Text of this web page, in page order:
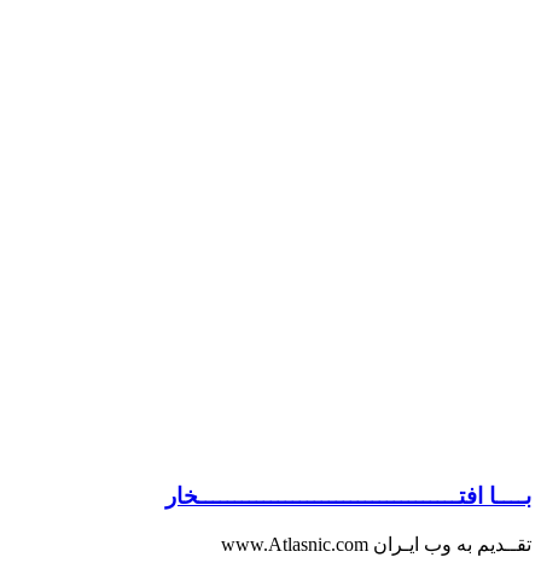
بــــا افتــــــــــــــــــــــــــــــــــــخار
تقــدیم به وب ایـران www.Atlasnic.com